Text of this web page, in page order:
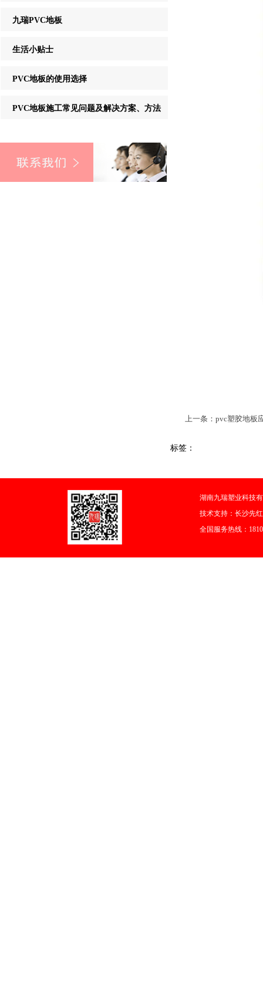
九瑞PVC地板
生活小贴士
PVC地板的使用选择
PVC地板施工常见问题及解决方案、方法
上一条：pvc塑胶地板
标签：
湖南九瑞塑业科技
技术支持： 长沙先
全国服务热线：